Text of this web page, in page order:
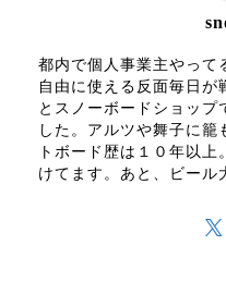
都内で個人事業主やって
自由に使える反面毎日が
とスノーボードショップ
した。アルツや舞子に籠
トボード歴は１０年以
けてます。あと、ビール